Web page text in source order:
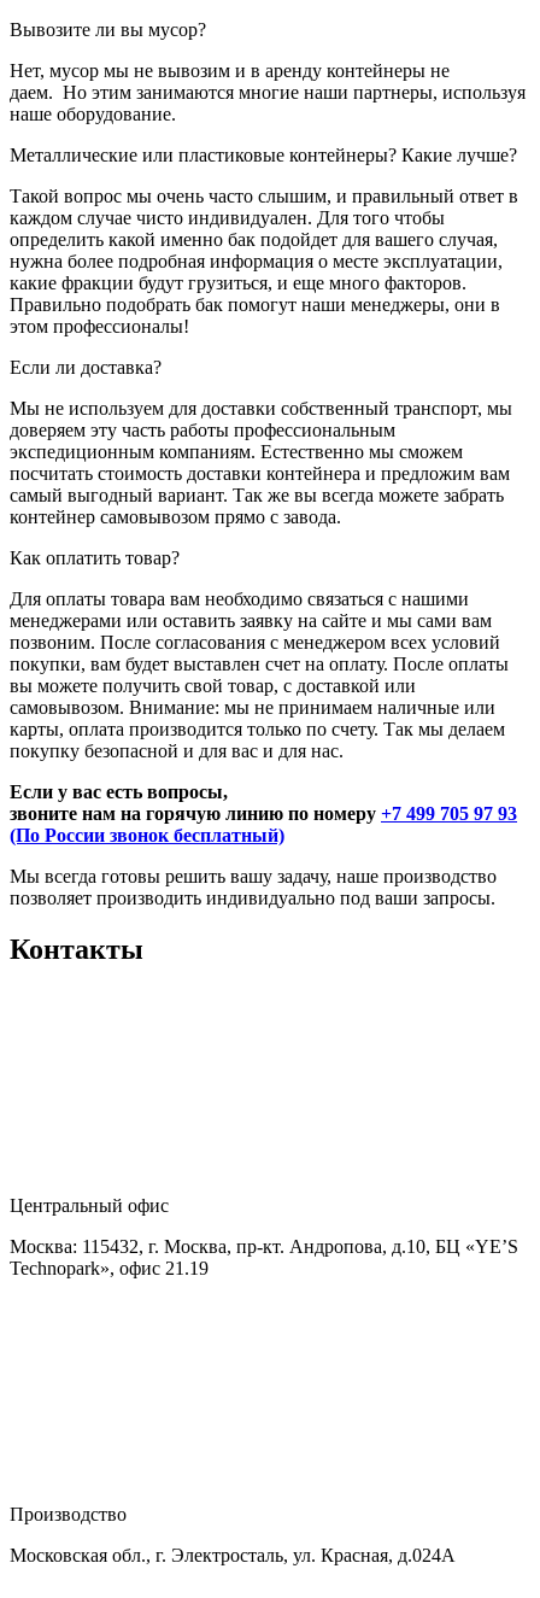
Вывозите ли вы мусор?
Нет, мусор мы не вывозим и в аренду контейнеры не
даем. Но этим занимаются многие наши партнеры, используя
наше оборудование.
Металлические или пластиковые контейнеры? Какие лучше?
Такой вопрос мы очень часто слышим, и правильный ответ в
каждом случае чисто индивидуален. Для того чтобы
определить какой именно бак подойдет для вашего случая,
нужна более подробная информация о месте эксплуатации,
какие фракции будут грузиться, и еще много факторов.
Правильно подобрать бак помогут наши менеджеры, они в
этом профессионалы!
Если ли доставка?
Мы не используем для доставки собственный транспорт, мы
доверяем эту часть работы профессиональным
экспедиционным компаниям. Естественно мы сможем
посчитать стоимость доставки контейнера и предложим вам
самый выгодный вариант. Так же вы всегда можете забрать
контейнер самовывозом прямо с завода.
Как оплатить товар?
Для оплаты товара вам необходимо связаться с нашими
менеджерами или оставить заявку на сайте и мы сами вам
позвоним. После согласования с менеджером всех условий
покупки, вам будет выставлен счет на оплату. После оплаты
вы можете получить свой товар, с доставкой или
самовывозом. Внимание: мы не принимаем наличные или
карты, оплата производится только по счету. Так мы делаем
покупку безопасной и для вас и для нас.
Если у вас есть вопросы,
звоните нам на горячую линию по номеру +7 499 705 97 93
(По России звонок бесплатный)
Мы всегда готовы решить вашу задачу, наше производство
позволяет производить индивидуально под ваши запросы.
Контакты
Центральный офис
Москва: 115432, г. Москва, пр-кт. Андропова, д.10, БЦ «YE’S
Technopark», офис 21.19
Производство
Московская обл., г. Электросталь, ул. Красная, д.024А